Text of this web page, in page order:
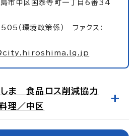
中区国泰寺町一丁目6番34
（環境政策係） ファクス：
しま 食品ロス削減協力
理／中区